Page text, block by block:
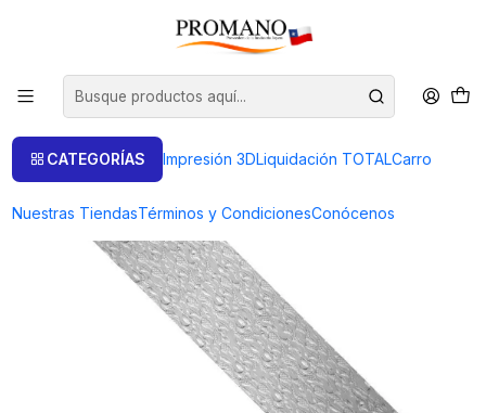
CATEGORÍAS Impresión 3DLiquidación TOTALCarro
Nuestras TiendasTérminos y CondicionesConócenos
Semielaborados Plata Láminas Texturizadas
LAMINA TEXTURADA TEX-04-65 TROZO 20 GRAMOS